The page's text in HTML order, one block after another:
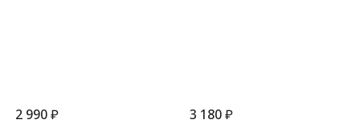
2 990₽ 3 180 ₽